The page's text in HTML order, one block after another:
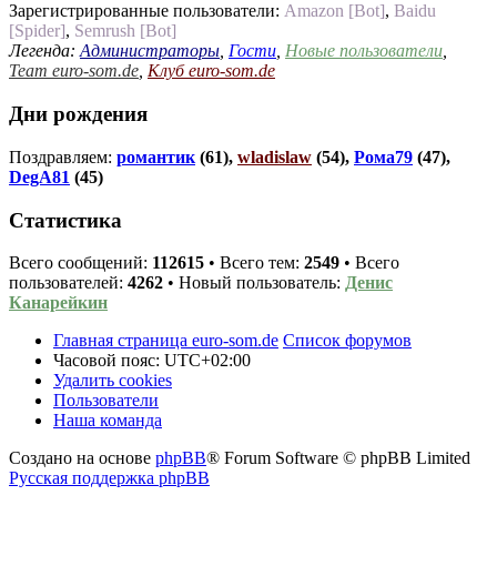
Зарегистрированные пользователи: Amazon [Bot], Baidu
[Spider], Semrush [Bot]
Легенда: Администраторы Гости Новые пользователи
Team euro-som.de Клуб euro-som.de
Дни рождения
Поздравляем: романтик (61), wladislaw (54), Рома79 (47),
DegA81 (45)
Статистика
Всего сообщений: 112615 • Всего тем: 2549 • Всего
пользователей: 4262 • Новый пользователь: Денис
Канарейкин
Главная страница euro-som.de Список форумов
Часовой пояс: UTC+02:00
Удалить cookies
Пользователи
Наша команда
Создано на основе phpBB® Forum Software © phpBB Limited
Русская поддержка phpBB